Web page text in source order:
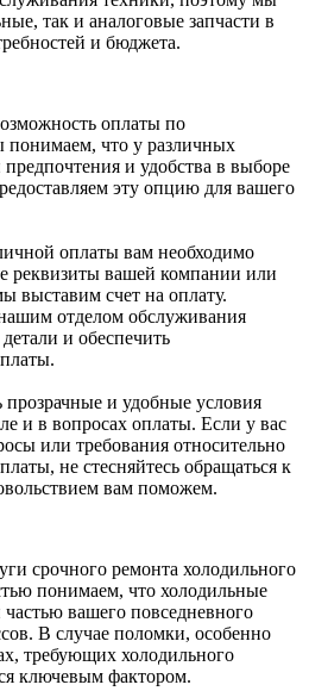
так и аналоговые запчасти в
и бюджета.
оплаты по
понимаем, что у различных
и удобства в выборе
эту опцию для вашего
оплаты вам необходимо
реквизиты вашей компании или
выставим счет на оплату.
отделом обслуживания
и обеспечить
и удобные условия
и в вопросах оплаты. Если у вас
или требования относительно
не стесняйтесь обращаться к
вам поможем.
срочного ремонта холодильного
понимаем, что холодильные
вашего повседневного
В случае поломки, особенно
требующих холодильного
ключевым фактором.